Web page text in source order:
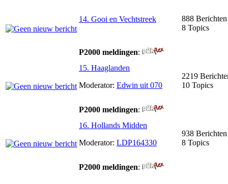
14. Gooi en Vechtstreek
888 Berichten
8 Topics
P2000 meldingen:
15. Haaglanden
Moderator: Edwin uit 070
2219
10 Topics
P2000 meldingen:
16. Hollands Midden
Moderator: LDP164330
938 Berichten
8 Topics
P2000 meldingen: